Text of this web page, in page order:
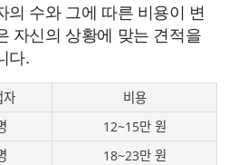
의 수와 그에 따른 비용이 변
자신의 상황에 맞는 견적을
다.
자
비용
12~15만 원
18~23만 원